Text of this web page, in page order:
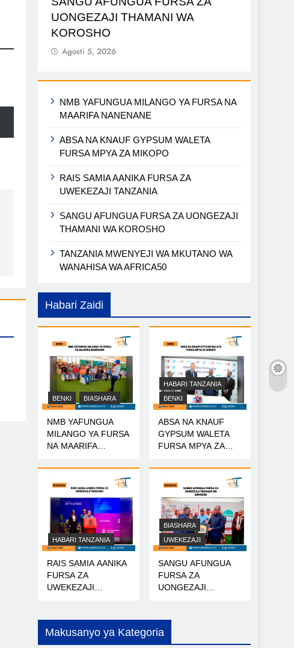
UONGEZAJI THAMANI WA
KOROSHO
Agosti 5, 2026
NMB YAFUNGUA MILANGO YA FURSA NA
MAARIFA NANENANE
ABSA NA KNAUF GYPSUM WALETA
FURSA MPYA ZA MIKOPO
RAIS SAMIA AANIKA FURSA ZA
UWEKEZAJI TANZANIA
SANGU AFUNGUA FURSA ZA UONGEZAJI
THAMANI WA KOROSHO
TANZANIA MWENYEJI WA MKUTANO WA
WANAHISA WA AFRICA50
Habari Zaidi
BENKI BIASHARA
NMB YAFUNGUA
MILANGO YA FURSA
NA MAARIFA
HABARI TANZANIA
BENKI
ABSA NA KNAUF
GYPSUM WALETA
FURSA MPYA ZA
HABARI TANZANIA
RAIS SAMIA AANIKA
FURSA ZA
UWEKEZAJI
BIASHARA
UWEKEZAJI
SANGU AFUNGUA
FURSA ZA
UONGEZAJI
Makusanyo ya Kategoria